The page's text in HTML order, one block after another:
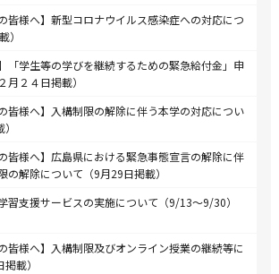
皆様へ】新型コロナウイルス感染症への対応につ
）
「学生等の学びを継続するための緊急給付金」申
月２４日掲載）
皆様へ】入構制限の解除に伴う本学の対応につい
皆様へ】広島県における緊急事態宣言の解除に伴
の解除について（9月29日掲載）
習支援サービスの実施について（9/13～9/30）
皆様へ】入構制限及びオンライン授業の継続等に
載）